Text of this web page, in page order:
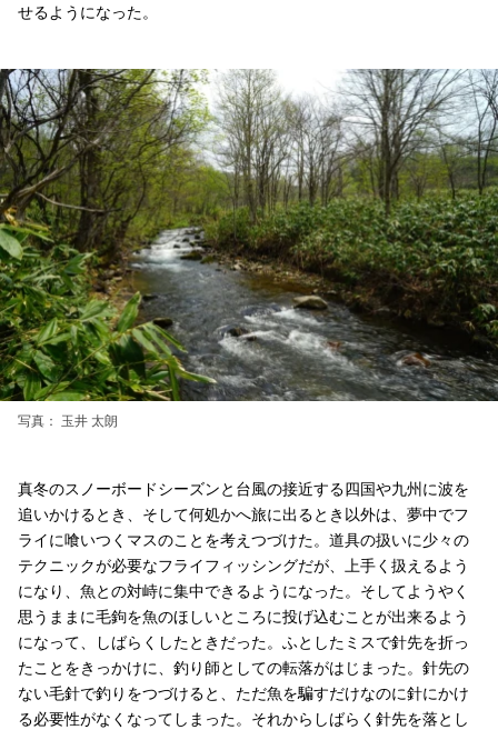
せるようになった。
写真： 玉井 太朗
真冬のスノーボードシーズンと台風の接近する四国や九州に波を
追いかけるとき、そして何処かへ旅に出るとき以外は、夢中でフ
ライに喰いつくマスのことを考えつづけた。道具の扱いに少々の
テクニックが必要なフライフィッシングだが、上手く扱えるよう
になり、魚との対峙に集中できるようになった。そしてようやく
思うままに毛鉤を魚のほしいところに投げ込むことが出来るよう
になって、しばらくしたときだった。ふとしたミスで針先を折っ
たことをきっかけに、釣り師としての転落がはじまった。針先の
ない毛針で釣りをつづけると、ただ魚を騙すだけなのに針にかけ
る必要性がなくなってしまった。それからしばらく針先を落とし